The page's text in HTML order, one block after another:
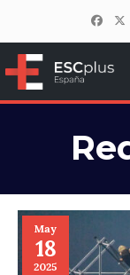
May
18
2025